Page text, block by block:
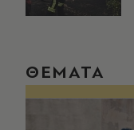
ΘΕΜΑΤΑ